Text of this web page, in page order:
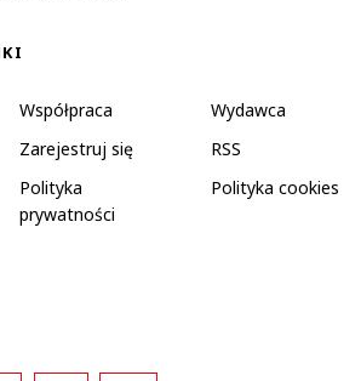
Współpraca
Wydawca
Zarejestruj się
RSS
Polityka
prywatności
Polityka cookies